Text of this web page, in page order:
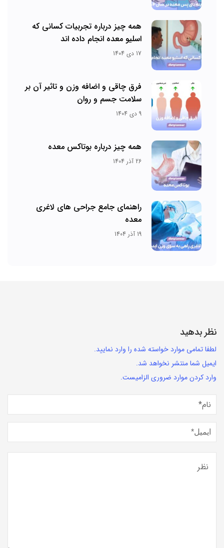
همه چیز درباره تجربیات کسانی که
اسلیو معده انجام داده اند
17 دی 1404
فرق چاقی و اضافه وزن و تاثیر آن بر
سلامت جسم و روان
9 دی 1404
همه چیز درباره بوتاکس معده
26 آذر 1404
راهنمای جامع جراحی های لاغری
معده
19 آذر 1404
نظر بدهید
لطفا تمامی موارد خواسته شده را وارد نمایید.
ایمیل شما منتشر نخواهد شد.
وارد کردن موارد ضروری الزامیست.